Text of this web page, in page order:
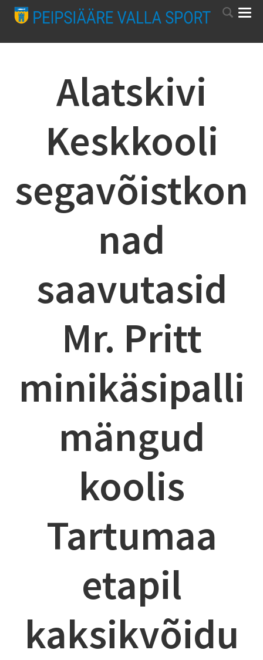
Alatskivi
Keskkooli
segavõistkon
nad
saavutasid
Mr. Pritt
minikäsipalli
mängud
koolis
Tartumaa
etapil
kaksikvõidu